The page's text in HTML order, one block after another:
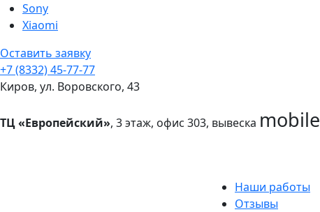
Sony
Xiaomi
Оставить заявку
+7 (8332) 45-77-77
Киров, ул. Воровского, 43
ТЦ «Европейский», 3 этаж, офис 303, вывеска mobile
Наши работы
Отзывы